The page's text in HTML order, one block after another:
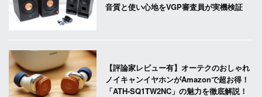
音質と使い心地をVGP審査員が実機検証
【評論家レビュー有】オーテクのおしゃれ
ノイキャンイヤホンがAmazonで超お得！
「ATH-SQ1TW2NC」の魅力を徹底解説！